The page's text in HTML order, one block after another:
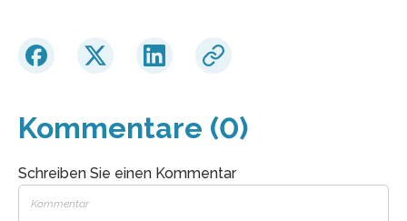
Kommentare (0)
Schreiben Sie einen Kommentar